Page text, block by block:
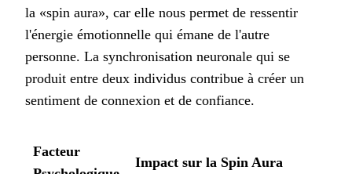
la «spin aura», car elle nous permet de ressentir
l'énergie émotionnelle qui émane de l'autre
personne. La synchronisation neuronale qui se
produit entre deux individus contribue à créer un
sentiment de connexion et de confiance.
Facteur
Impact sur la Spin Aura